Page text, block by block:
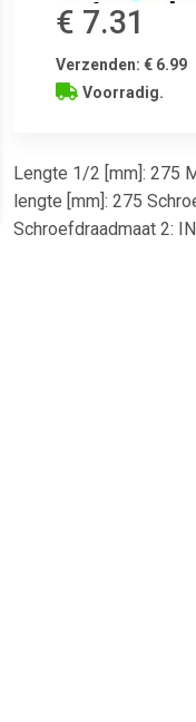
€ 7.31
Verzenden: € 6.99
Voorradig.
Lengte 1/2 [mm]: 275
lengte [mm]: 275
Schroefdraadmaat 2:
geschikt voor